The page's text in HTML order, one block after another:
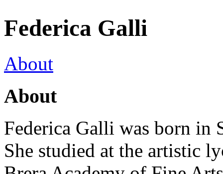
Federica Galli
About
About
Federica Galli was born in
She studied at the artistic